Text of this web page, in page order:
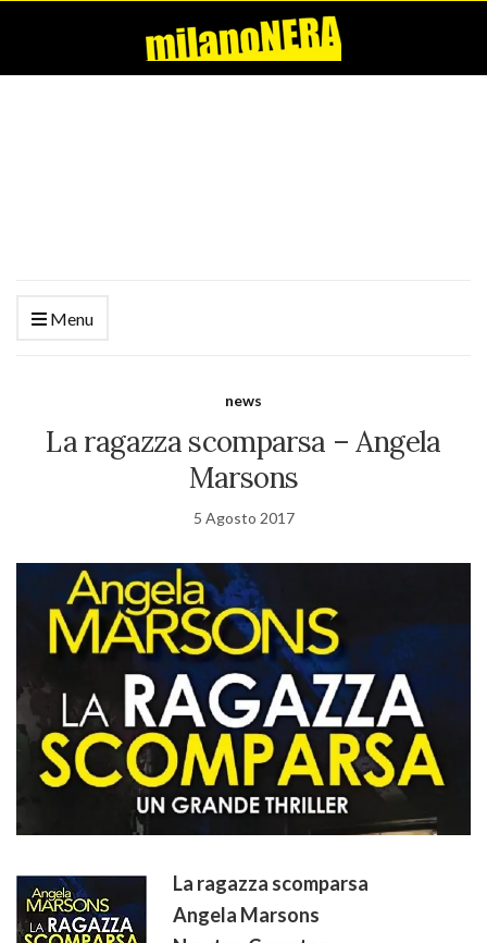
Menu
news
La ragazza scomparsa – Angela
Marsons
5 Agosto 2017
La ragazza scomparsa
Angela Marsons